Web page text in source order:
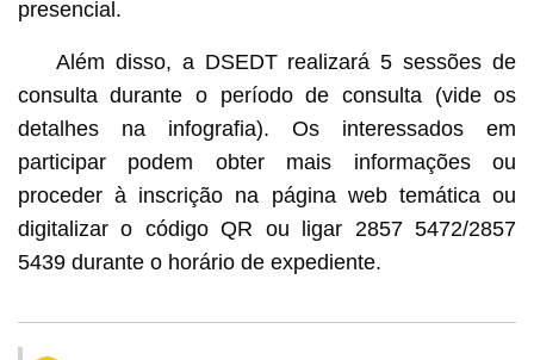
presencial.
Além disso, a DSEDT realizará 5 sessões de
consulta durante o período de consulta (vide os
detalhes na infografia). Os interessados em
participar podem obter mais informações ou
proceder à inscrição na página web temática ou
digitalizar o código QR ou ligar 2857 5472/2857
5439 durante o horário de expediente.